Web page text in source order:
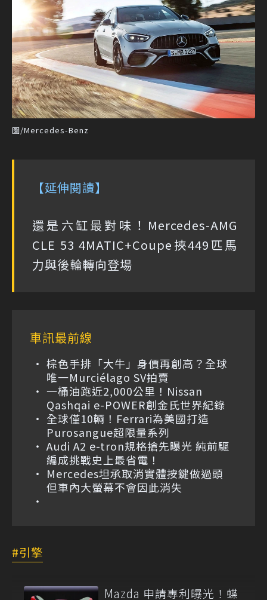
圖/Mercedes-Benz
【延伸閱讀】
還是六缸最對味！Mercedes-AMG
CLE 53 4MATIC+Coupe挾449匹馬
力與後輪轉向登場
車訊最前線
棕色手排「大牛」身價再創高？全球
唯一Murciélago SV拍賣
一桶油跑近2,000公里！Nissan
Qashqai e-POWER創金氏世界紀錄
全球僅10輛！Ferrari為美國打造
Purosangue超限量系列
Audi A2 e-tron規格搶先曝光 純前驅
編成挑戰史上最省電！
Mercedes坦承取消實體按鍵做過頭
但車內大螢幕不會因此消失
引擎
Mazda 申請專利曝光！蝶